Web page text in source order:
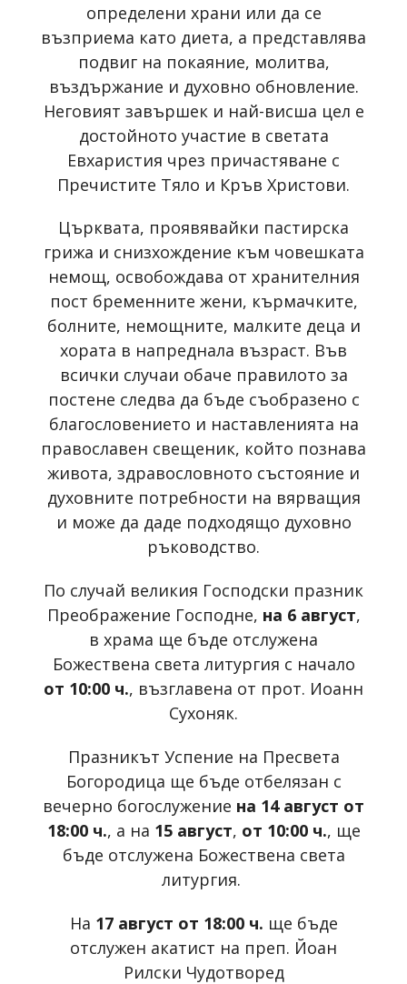
определени храни или да се
възприема като диета, а представлява
подвиг на покаяние, молитва,
въздържание и духовно обновление.
Неговият завършек и най-висша цел е
достойното участие в светата
Евхаристия чрез причастяване с
Пречистите Тяло и Кръв Христови.
Църквата, проявявайки пастирска
грижа и снизхождение към човешката
немощ, освобождава от хранителния
пост бременните жени, кърмачките,
болните, немощните, малките деца и
хората в напреднала възраст. Във
всички случаи обаче правилото за
постене следва да бъде съобразено с
благословението и наставленията на
православен свещеник, който познава
живота, здравословното състояние и
духовните потребности на вярващия
и може да даде подходящо духовно
ръководство.
По случай великия Господски празник
Преображение Господне, на 6 август,
в храма ще бъде отслужена
Божествена света литургия с начало
от 10:00 ч., възглавена от прот. Иоанн
Сухоняк.
Празникът Успение на Пресвета
Богородица ще бъде отбелязан с
вечерно богослужение на 14 август от
18:00 ч., а на 15 август, от 10:00 ч., ще
бъде отслужена Божествена света
литургия.
На 17 август от 18:00 ч. ще бъде
отслужен акатист на преп. Йоан
Рилски Чудотворед